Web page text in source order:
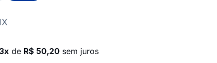
3x de R$ 50,20 sem juros